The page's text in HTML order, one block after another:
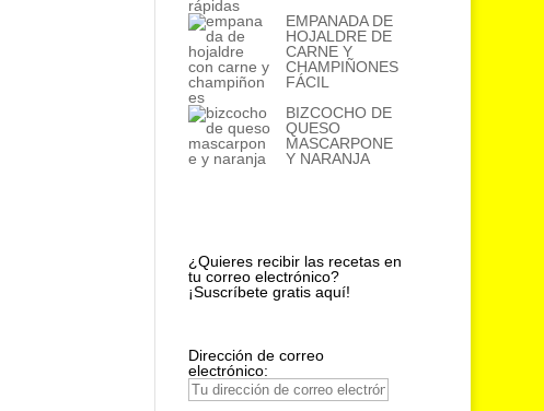
EMPANADA DE
HOJALDRE DE
CARNE Y
CHAMPIÑONES
FÁCIL
BIZCOCHO DE
QUESO
MASCARPONE
Y NARANJA
¿Quieres recibir las recetas en
tu correo electrónico?
¡Suscríbete gratis aquí!
Dirección de correo
electrónico: